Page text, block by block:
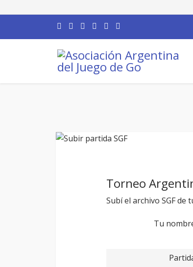
Torneo
Subí el archivo SGF
Tu